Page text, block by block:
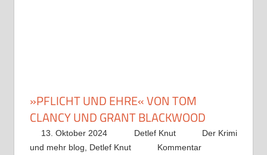
»PFLICHT UND EHRE« VON TOM
CLANCY UND GRANT BLACKWOOD
13. Oktober 2024 Detlef Knut
Der Krimi
und mehr blog, Detlef Knut
Kommentar